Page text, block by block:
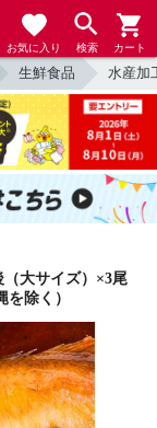
お気に入り 検索 カート
生鮮食品 水産加
大サイズ）×3尾
除く）